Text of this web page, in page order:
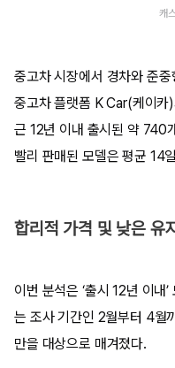
캐
중고차 시장에서 경차와 준
중고차 플랫폼 K Car(케이카
근 12년 이내 출시된 약 740
빨리 판매된 모델은 평균 14
합리적 가격 및 낮은 유
이번 분석은 ‘출시 12년 이내
는 조사 기간인 2월부터 4월
만을 대상으로 매겨졌다.